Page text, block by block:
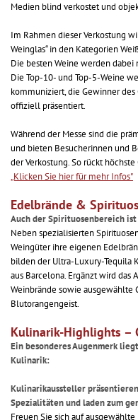
Medien blind verkostet und
Im Rahmen dieser Verkostung
Weinglas“ in den Kategorien
Die besten Weine werden
Die Top-10- und Top-5-Weine
kommuniziert, die Gewinner des
offiziell präsentiert.
Während der Messe sind die
und bieten Besucherinnen und
der Verkostung. So rückt
„Klicken Sie hier für mehr Infos"
Edelbrände &
Auch der Spirituosenbereich
Neben spezialisierten
Weingüter ihre eigenen
bilden der Ultra-Luxury-Tequila
aus Barcelona. Ergänzt wird das
Weinbrände sowie ausgewählte
Blutorangengeist.
Kulinarik-Highlights –
Ein besonderes Augenmerk
Kulinarik:
Kulinarikaussteller
Spezialitäten und laden zum
Freuen Sie sich auf